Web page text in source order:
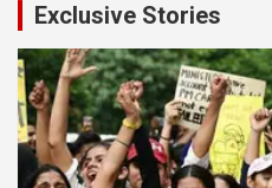
Exclusive Stories